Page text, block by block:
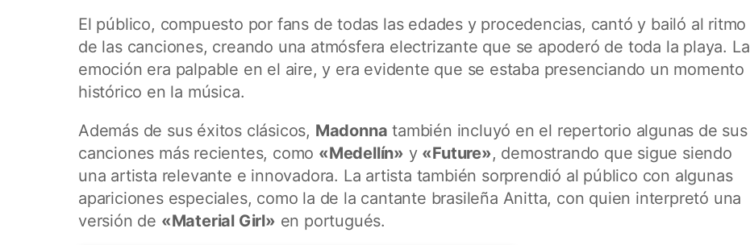
El público, compuesto por fans de todas las edades y procedencias, cantó y bailó al ritmo
de las canciones, creando una atmósfera electrizante que se apoderó de toda la playa. La
emoción era palpable en el aire, y era evidente que se estaba presenciando un momento
histórico en la música.
Además de sus éxitos clásicos, Madonna también incluyó en el repertorio algunas de sus
canciones más recientes, como «Medellín» y «Future», demostrando que sigue siendo
una artista relevante e innovadora. La artista también sorprendió al público con algunas
apariciones especiales, como la de la cantante brasileña Anitta, con quien interpretó una
versión de «Material Girl» en portugués.